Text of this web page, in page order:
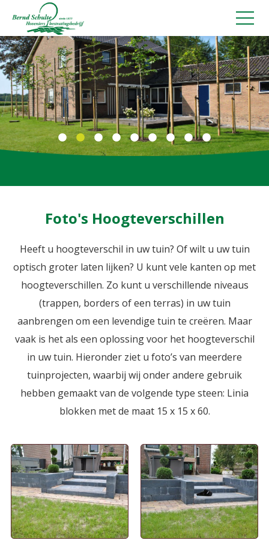
Foto's Hoogteverschillen
Heeft u hoogteverschil in uw tuin? Of wilt u uw tuin
optisch groter laten lijken? U kunt vele kanten op met
hoogteverschillen. Zo kunt u verschillende niveaus
(trappen, borders of een terras) in uw tuin
aanbrengen om een levendige tuin te creëren. Maar
vaak is het als een oplossing voor het hoogteverschil
in uw tuin. Hieronder ziet u foto’s van meerdere
tuinprojecten, waarbij wij onder andere gebruik
hebben gemaakt van de volgende type steen: Linia
blokken met de maat 15 x 15 x 60.
Sierbestrating
Tuinaanleg
Tuinverlichting
Tuinonderhoud
Projectbestrating